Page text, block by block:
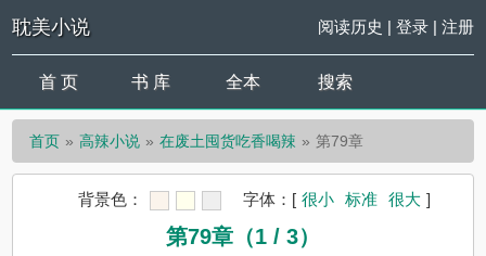
耽美小说 阅读历史 | 登录| 注册
首 页 书 库 全本 搜索
首页 高辣小说 在废土囤货吃香喝辣 第79章
背景色： 字体： [ 很小 标准 很大 ]
第79章（1 / 3）